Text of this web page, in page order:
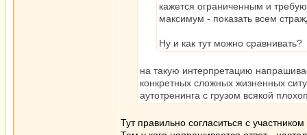
кажется ограниченным и
максимум - показать всем
Ну и как тут можно сравнивать?
на такую интерпретацию
конкретных сложных жизненных
аутотренинга с грузом всякой
Тут правильно согласиться с